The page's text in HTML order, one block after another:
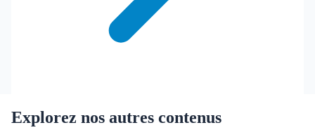
Explorez nos autres contenus